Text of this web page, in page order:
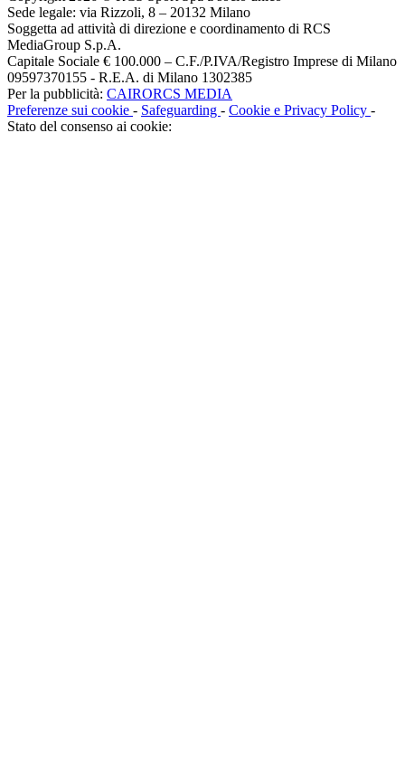
Sede legale: via Rizzoli, 8 – 20132 Milano
Soggetta ad attività di direzione e coordinamento di RCS
MediaGroup S.p.A.
Capitale Sociale € 100.000 – C.F./P.IVA/Registro Imprese di Milano
09597370155 - R.E.A. di Milano 1302385
Per la pubblicità: CAIRORCS MEDIA
Preferenze sui cookie - Safeguarding - Cookie e Privacy Policy -
Stato del consenso ai cookie: